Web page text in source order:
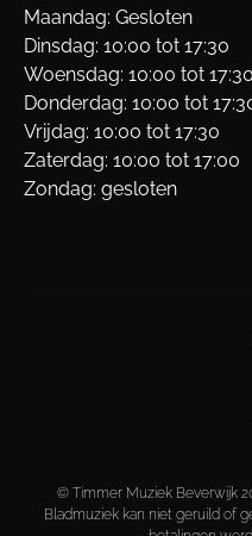
Maandag: Gesloten
Dinsdag: 10:00 tot 17:30
Woensdag: 10:00 tot 17:30
Donderdag: 10:00 tot
Vrijdag: 10:00 tot 17:30
Zaterdag: 10:00 tot 17:00
Zondag: gesloten
© Timmer Muziek Beverwijk
Bladmuziek kan niet geruild of